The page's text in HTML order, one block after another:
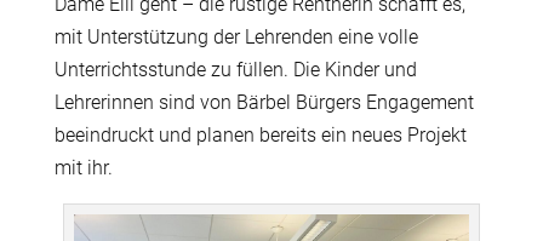
mit Unterstützung der Lehrenden eine volle
Unterrichtsstunde zu füllen. Die Kinder und
Lehrerinnen sind von Bärbel Bürgers Engagement
beeindruckt und planen bereits ein neues Projekt
mit ihr.